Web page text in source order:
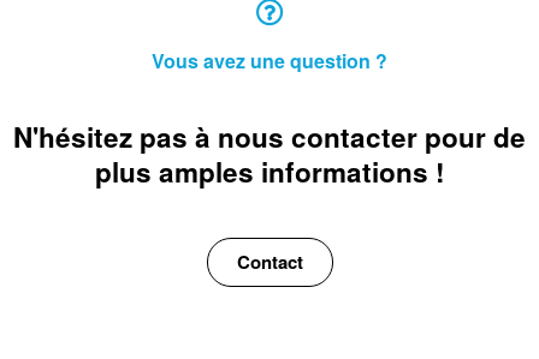
Vous avez une question ?
N'hésitez pas à nous contacter pour de
plus amples informations !
Contact